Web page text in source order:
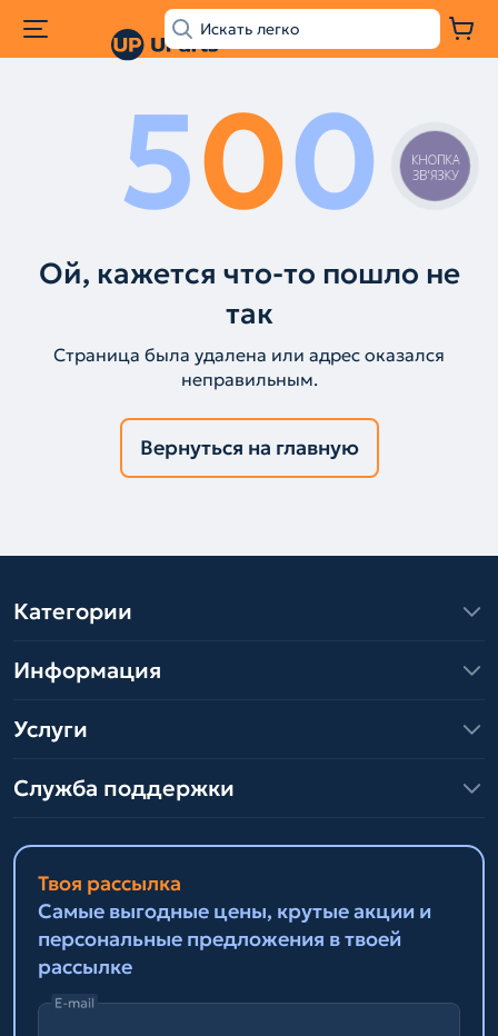
500
Ой, кажется что-то пошло не
так
Страница была удалена или адрес оказался
неправильным.
Вернуться на главную
Категории
Информация
Услуги
Служба поддержки
Твоя рассылка
Самые выгодные цены, крутые акции и
персональные предложения в твоей
рассылке
E-mail
КНОПКА
ЗВ'ЯЗКУ